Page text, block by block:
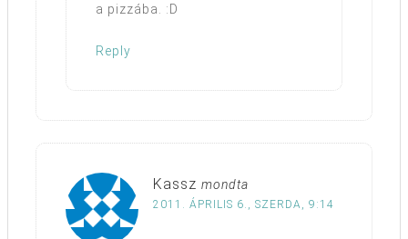
a pizzába. :D
Reply
Kassz mondta
2011. ÁPRILIS 6., SZERDA, 9:14